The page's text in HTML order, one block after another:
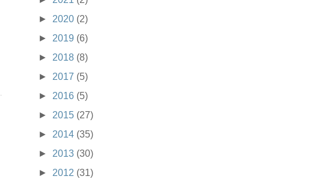
► 2020 (2)
► 2019 (6)
► 2018 (8)
► 2017 (5)
► 2016 (5)
► 2015 (27)
► 2014 (35)
► 2013 (30)
► 2012 (31)